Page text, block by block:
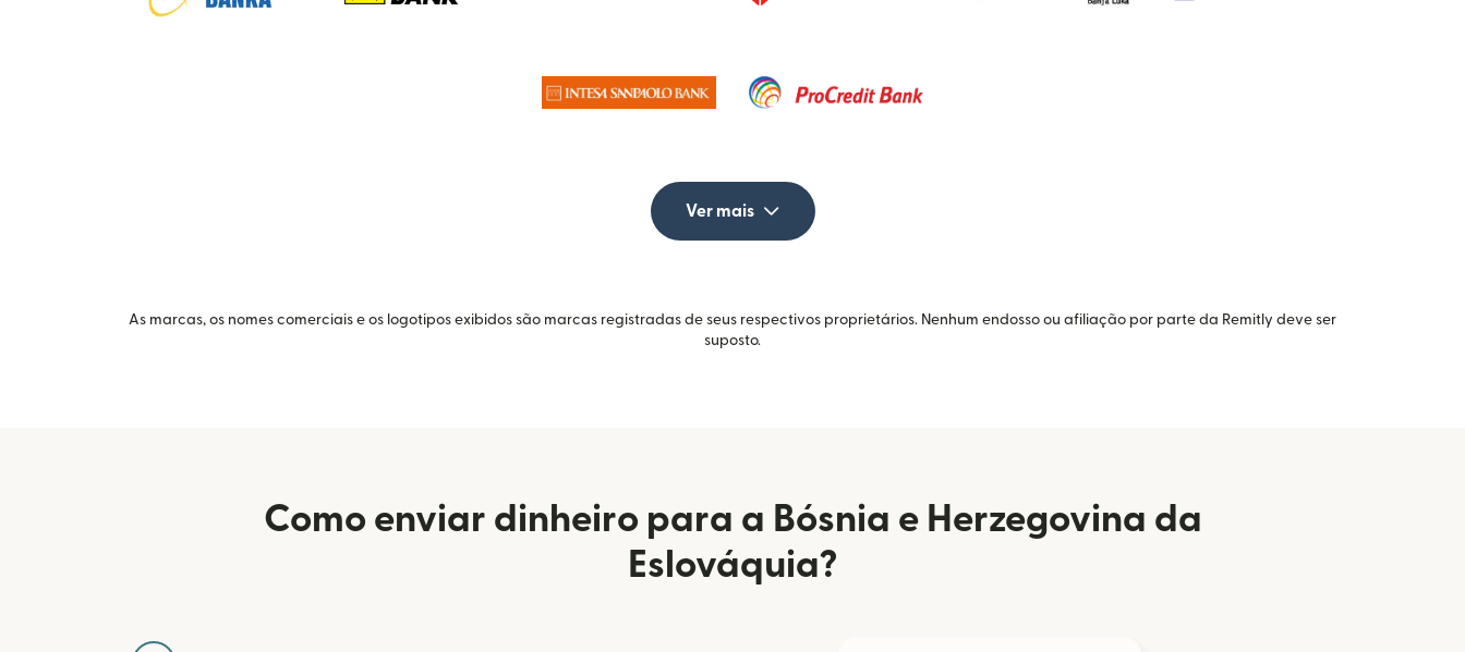
Ver mais
As marcas, os nomes comerciais e os logotipos exibidos são marcas registradas de seus respectivos proprietários. Nenhum endosso ou afiliação por parte da Remitly deve ser
suposto.
Como enviar dinheiro para a Bósnia e Herzegovina da
Eslováquia?